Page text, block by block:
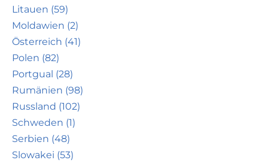
Litauen (59)
Moldawien (2)
Österreich (41)
Polen (82)
Portgual (28)
Rumänien (98)
Russland (102)
Schweden (1)
Serbien (48)
Slowakei (53)